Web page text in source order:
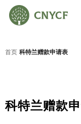
首页 科特兰赠款申请表
科特兰赠款